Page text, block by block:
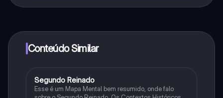
Conteúdo Similar
História
Segundo Reinado
Esse é um Mapa Mental bem resumido, onde falo